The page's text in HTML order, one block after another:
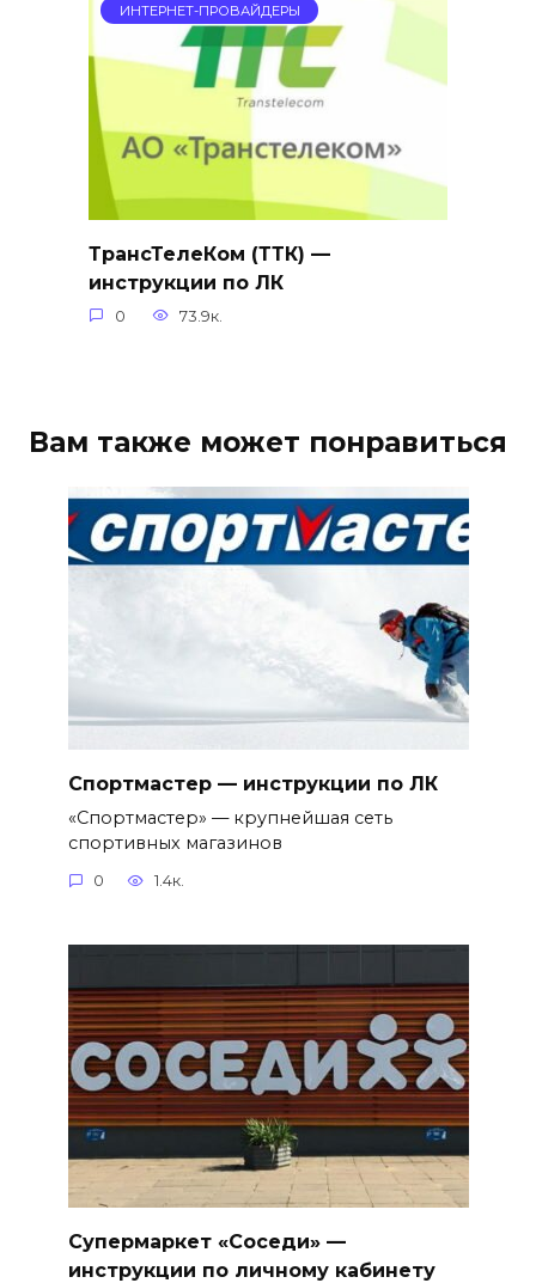
ИНТЕРНЕТ-ПРОВАЙДЕРЫ
ТрансТелеКом (ТТК) —
инструкции по ЛК
0 73.9к.
Вам также может понравиться
Спортмастер — инструкции по ЛК
«Спортмастер» — крупнейшая сеть
спортивных магазинов
0 1.4к.
Супермаркет «Соседи» —
инструкции по личному кабинету